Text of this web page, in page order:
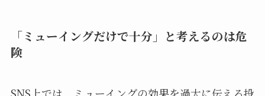
「ミューイングだけで十分」と考えるのは危
険
SNS上では、ミューイングの効果を過大に伝える投